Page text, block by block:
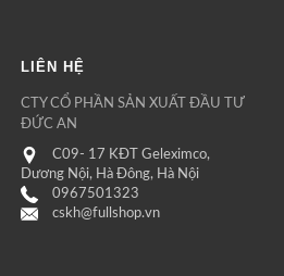
LIÊN HỆ
CTY CỔ PHẦN SẢN XUẤT ĐẦU TƯ
ĐỨC AN
C09- 17 KĐT Geleximco,
Dương Nội, Hà Đông, Hà Nội
0967501323
cskh@fullshop.vn